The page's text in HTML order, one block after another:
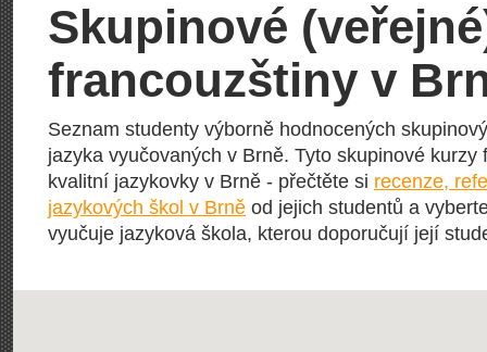
Skupinové
francouzštiny v
Seznam studenty výborně hodnocených
jazyka vyučovaných v Brně. Tyto skupinové kurzy
kvalitní jazykovky v Brně - přečtěte si recenze,
jazykových škol v Brně od jejich studentů a
vyučuje jazyková škola, kterou doporučují její